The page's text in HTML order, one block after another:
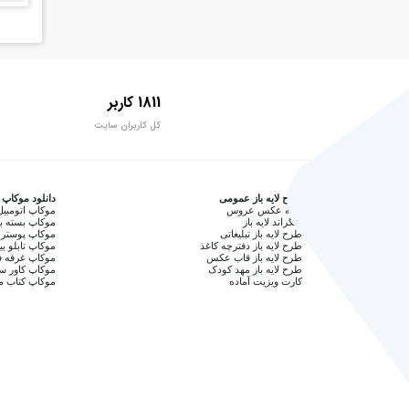
1811 کاربر
کل کاربران سایت
طرح لایه باز عمومی
آتلیه عکس عروس
بکگراند لایه باز
طرح لایه باز تبلیغاتی
طرح لایه باز دفترچه کاغذ
طرح لایه باز قاب عکس
طرح لایه باز مهد کودک
کارت ویزیت آماده
دانلود موکاپ
موکاپ
موکاپ بسته
موکاپ پوستر
موکاپ تابلو
موکاپ غرفه
موکاپ کاور
موکاپ کتاب